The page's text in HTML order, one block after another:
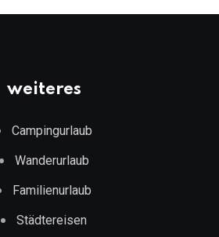
weiteres
Campingurlaub
Wanderurlaub
Familienurlaub
Städtereisen